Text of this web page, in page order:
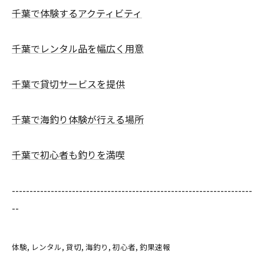
千葉で体験するアクティビティ
千葉でレンタル品を幅広く用意
千葉で貸切サービスを提供
千葉で海釣り体験が行える場所
千葉で初心者も釣りを満喫
--------------------------------------------------------------------
--
体験 レンタル 貸切 海釣り 初心者 釣果速報